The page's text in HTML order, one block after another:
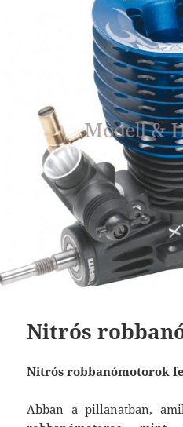
Nitrós
Nitrós robbanómotorok
Abban a pillanatban,